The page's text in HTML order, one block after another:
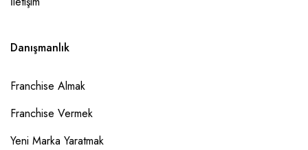
Danışmanlık
Franchise Almak
Franchise Vermek
Yeni Marka Yaratmak